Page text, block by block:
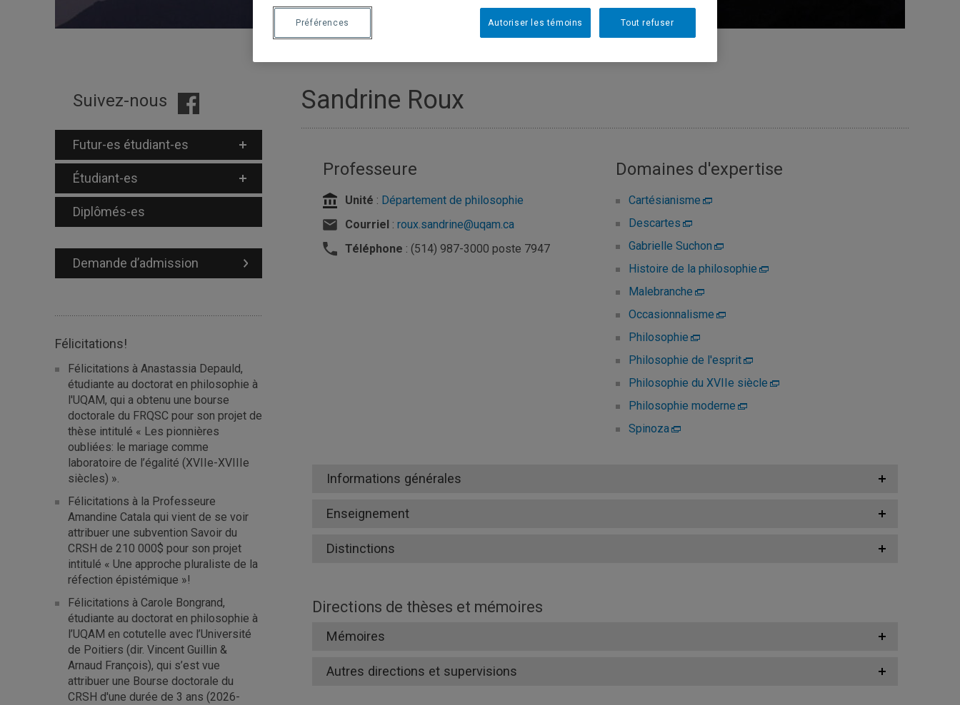
Suivez-nous
Futur-es étudiant-es
Étudiant-es
Diplômés-es
Demande d’admission
Félicitations!
Félicitations à Anastassia Depauld,
étudiante au doctorat en philosophie à
l'UQAM, qui a obtenu une bourse
doctorale du FRQSC pour son projet de
thèse intitulé « Les pionnières
oubliées: le mariage comme
laboratoire de l’égalité (XVIIe-XVIIIe
siècles) ».
Félicitations à la Professeure
Amandine Catala qui vient de se voir
attribuer une subvention Savoir du
CRSH de 210 000$ pour son projet
intitulé « Une approche pluraliste de la
réfection épistémique »!
Félicitations à Carole Bongrand,
étudiante au doctorat en philosophie à
l’UQAM en cotutelle avec l’Université
de Poitiers (dir. Vincent Guillin &
Arnaud François), qui s’est vue
attribuer une Bourse doctorale du
CRSH d'une durée de 3 ans (2026-
Sandrine Roux
Professeure
Unité : Département de philosophie
Courriel : roux.sandrine@uqam.ca
Téléphone : (514) 987-3000 poste 7947
Domaines d'expertise
Cartésianisme
Descartes
Gabrielle Suchon
Histoire de la philosophie
Malebranche
Occasionnalisme
Philosophie
Philosophie de l'esprit
Philosophie du XVIIe siècle
Philosophie moderne
Spinoza
Informations générales
Enseignement
Distinctions
Directions de thèses et mémoires
Mémoires
Autres directions et supervisions
Tout refuser
Autoriser les témoins
Préférences